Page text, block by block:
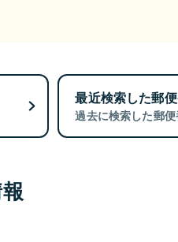
最近検索した郵
過去に検索した郵便